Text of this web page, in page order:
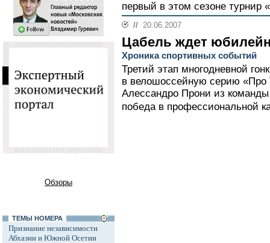
Обзоры
ТЕМЫ НОМЕРА
Признание независимости
Абхазии и Южной Осетии
первый в этом сезоне
// 20.06.2007
Цабель ждет
Хроника спортивных событий
Третий этап многодневной
в велошоссейную серию «Про
Алессандро Прони из
победа в профессиональной